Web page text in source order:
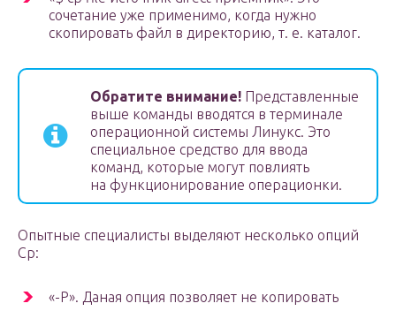
сочетание уже применимо, когда нужно
скопировать файл в директорию, т. е. каталог.
Обратите внимание! Представленные
выше команды вводятся в терминале
операционной системы Линукс. Это
специальное средство для ввода
команд, которые могут повлиять
на функционирование операционки.
Опытные специалисты выделяют несколько опций
Cр:
«-P». Даная опция позволяет не копировать